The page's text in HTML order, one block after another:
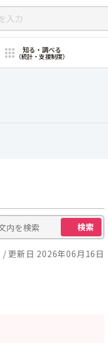
知る・調べる
（統計・支援制度）
検索
更新日 2026年06月16日